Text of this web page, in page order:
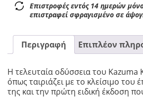
Επιστροφές εντός 14 ημερών
επιστραφεί σφραγισμένο σε
Περιγραφή Επιπλέον
Η τελευταία οδύσσεια του Kazuma
όπως ταιριάζει με το κλείσιμο του
της και την πρώτη ειδική έκδοση